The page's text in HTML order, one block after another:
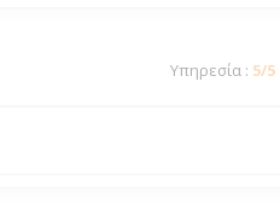
Υπηρεσία: 5/5